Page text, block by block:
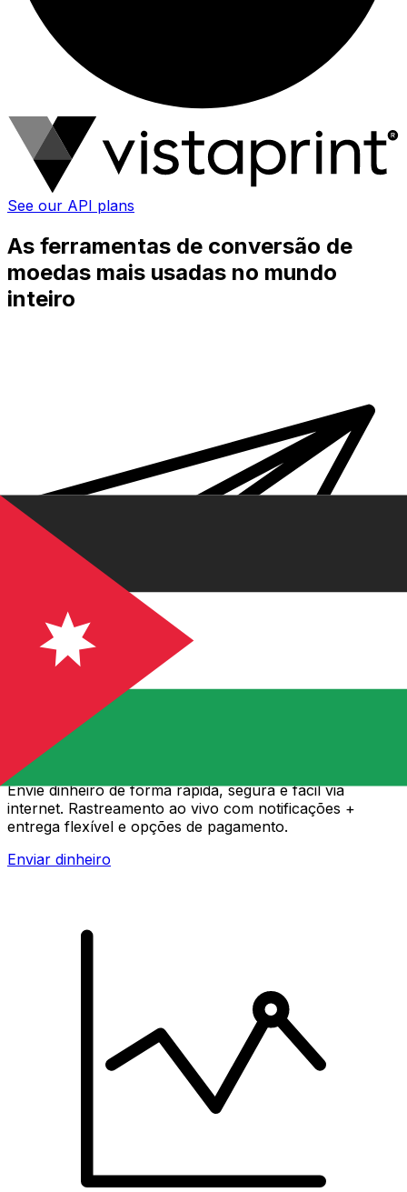
See our API plans
As ferramentas de conversão de
moedas mais usadas no mundo
inteiro
Transferência internacional de dinheiro Xe
Envie dinheiro de forma rápida, segura e fácil via
internet. Rastreamento ao vivo com notificações +
entrega flexível e opções de pagamento.
Enviar dinheiro